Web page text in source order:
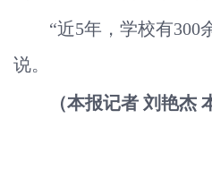
“近5年，学校有
说。
（本报记者 刘艳杰